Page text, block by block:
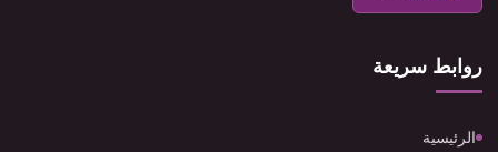
روابط سريعة
الرئيسية